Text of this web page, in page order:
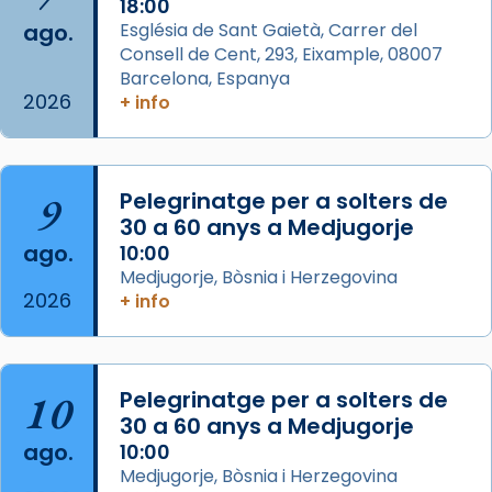
Aquest dilluns, 27 de juliol, ha tingut lloc la
missa d’acció de gràcies en agraïment al
comitè organitzador de la visita apostòlica
L’arquebisbe de Barcelona, el cardenal Joan
Josep Omella, ha presidit la missa i l’ha
concelebrat el bisbe auxiliar de Barcelona,
Mons. David Abadías.
📸 Dr. G. Simón
Foto
Arquebisbat de Barcelona
2 weeks ago
ago.
2026
18:00
Església de Sant Gaietà, Carrer del
Consell de Cent, 293, Eixample, 08007
Barcelona, Espanya
+ info
9
ago.
2026
Pelegrinatge per a solters de
30 a 60 anys a Medjugorje
10:00
Medjugorje, Bòsnia i Herzegovina
+ info
10
ago.
Pelegrinatge per a solters de
30 a 60 anys a Medjugorje
10:00
Medjugorje, Bòsnia i Herzegovina